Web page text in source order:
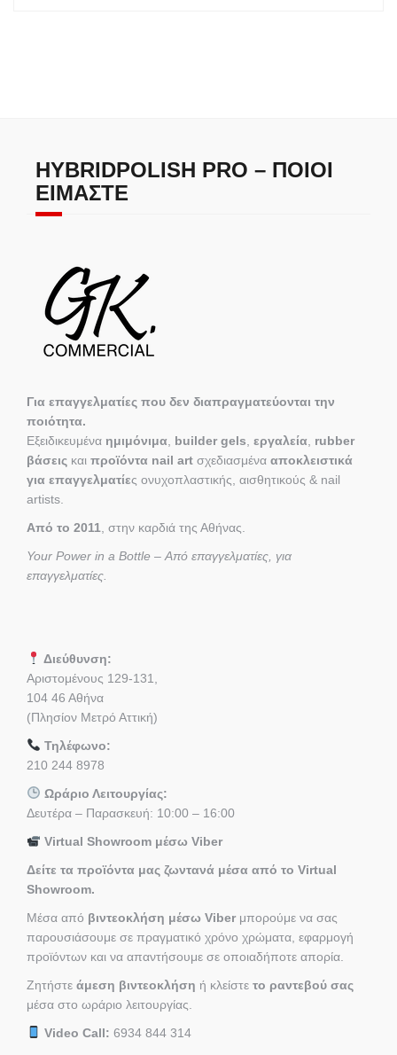
HYBRIDPOLISH PRO – ΠΟΙΟΙ
ΕΊΜΑΣΤΕ
Για επαγγελματίες που δεν διαπραγματεύονται την
ποιότητα.
Εξειδικευμένα ημιμόνιμα builder gels εργαλεία rubber
βάσεις και προϊόντα nail art σχεδιασμένα αποκλειστικά
για επαγγελματίες ονυχοπλαστικής, αισθητικούς & nail
artists.
Από το 2011 , στην καρδιά της Αθήνας.
Your Power in a Bottle – Από επαγγελματίες, για
επαγγελματίες.
Διεύθυνση:
Αριστομένους 129-131,
104 46 Αθήνα
(Πλησίον Μετρό Αττική)
Τηλέφωνο:
210 244 8978
Ωράριο Λειτουργίας:
Δευτέρα – Παρασκευή: 10:00 – 16:00
Virtual Showroom μέσω Viber
Δείτε τα προϊόντα μας ζωντανά μέσα από το Virtual
Showroom.
Μέσα από βιντεοκλήση μέσω Viber μπορούμε να σας
παρουσιάσουμε σε πραγματικό χρόνο χρώματα, εφαρμογή
προϊόντων και να απαντήσουμε σε οποιαδήποτε απορία.
Ζητήστε άμεση βιντεοκλήση ή κλείστε το ραντεβού σας
μέσα στο ωράριο λειτουργίας.
Video Call: 6934 844 314